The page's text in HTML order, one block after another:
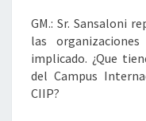
GM.: Sr. Sansaloni
las
implicado. ¿Que
del Campus
CIIP?